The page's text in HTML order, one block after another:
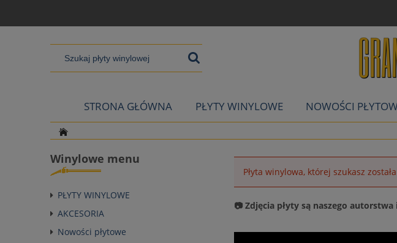
STRONA GŁÓWNA PŁYTY WINYLOWE NOWOŚCI
Winylowe menu
PŁYTY WINYLOWE
AKCESORIA
Nowości płytowe
Płyta winylowa, której szukasz
📷 Zdjęcia płyty są naszego